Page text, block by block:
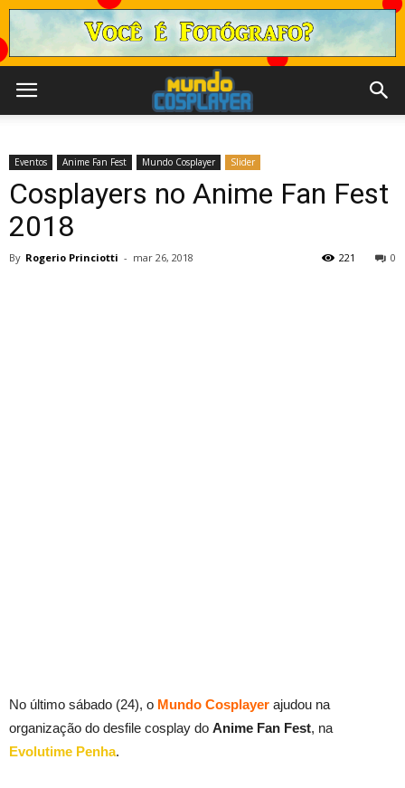
Eventos Anime Fan Fest Mundo Cosplayer Slider
Cosplayers no Anime Fan Fest
2018
By Rogerio Princiotti - mar 26, 2018 0
221
No último sábado (24), o Mundo Cosplayer ajudou na
organização do desfile cosplay do Anime Fan Fest, na
Evolutime Penha.